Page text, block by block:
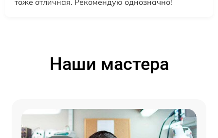
тоже отличная. Рекомендую однозначно!
Наши мастера